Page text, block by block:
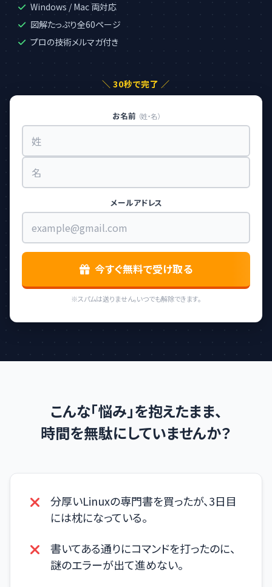
Windows / Mac 両対応
図解たっぷり全60ページ
プロの技術メルマガ付き
＼ 30秒で完了 ／
お名前 （姓・名）
メールアドレス
今すぐ無料で受け取る
※スパムは送りません。いつでも解除できます。
こんな「悩み」を抱えたまま、
時間を無駄にしていませんか？
分厚いLinuxの専門書を買ったが、3日目
には枕になっている。
書いてある通りにコマンドを打ったのに、
謎のエラーが出て進めない。